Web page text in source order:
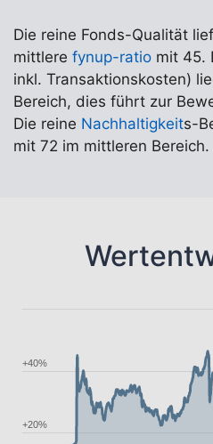
Die reine Fonds-Qualität
mittlere fynup-ratio mit 45.
inkl. Transaktionskosten)
Bereich, dies führt zur
Die reine Nachhaltigkeits-
mit 72 im mittleren Bereich.
+20%
+40%